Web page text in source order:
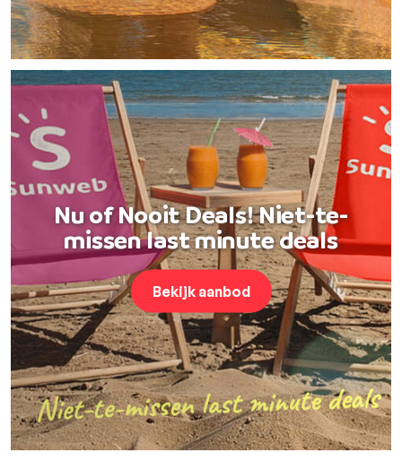
Nu of Nooit Deals! Niet-te-
missen last minute deals
Bekijk aanbod